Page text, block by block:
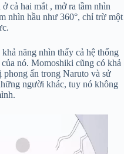
cả hai mắt , mở ra tầm nhìn
nhìn hầu như 360°, chỉ trừ một
năng nhìn thấy cả hệ thống
nó. Momoshiki cũng có khả
phong ấn trong Naruto và sử
người khác, tuy nó không